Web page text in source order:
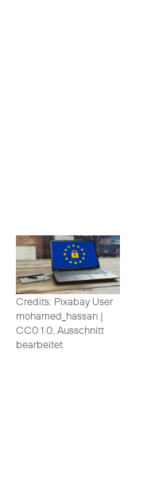
Credits: Pixabay User
mohamed_hassan |
CC0 1.0, Ausschnitt
bearbeitet